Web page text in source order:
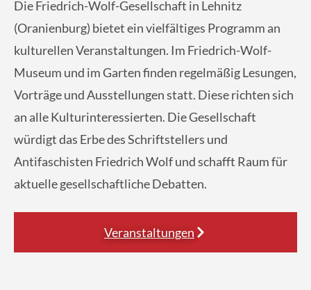
Die Friedrich-Wolf-Gesellschaft in Lehnitz
(Oranienburg) bietet ein vielfältiges Programm an
kulturellen Veranstaltungen. Im Friedrich-Wolf-
Museum und im Garten finden regelmäßig Lesungen,
Vorträge und Ausstellungen statt. Diese richten sich
an alle Kulturinteressierten. Die Gesellschaft
würdigt das Erbe des Schriftstellers und
Antifaschisten Friedrich Wolf und schafft Raum für
aktuelle gesellschaftliche Debatten.
Veranstaltungen